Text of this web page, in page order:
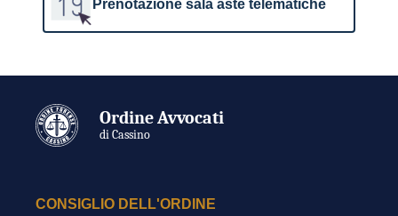
Prenotazione sala aste telematiche
Ordine Avvocati
di Cassino
CONSIGLIO DELL'ORDINE